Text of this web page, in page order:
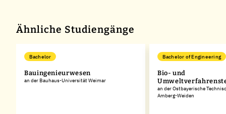
Ähnliche Studiengänge
Bachelor
Bauingenieurwesen
an der Bauhaus-Universität Weimar
Bachelor of Engineering
Bio- und
an der Ostbayerische
Amberg-Weiden